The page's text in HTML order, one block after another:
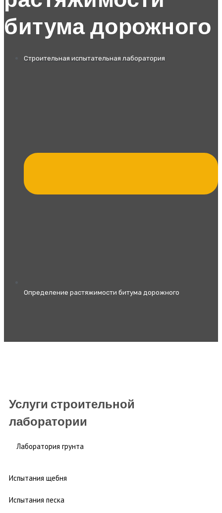
битума дорожного
Строительная испытательная лаборатория
Определение растяжимости битума дорожного
Услуги строительной
лаборатории
Лаборатория грунта
Испытания щебня
Испытания песка